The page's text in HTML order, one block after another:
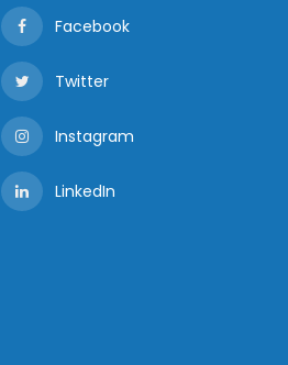
Facebook
Twitter
Instagram
LinkedIn